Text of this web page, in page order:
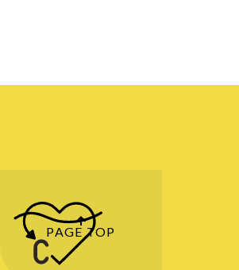
PAGE TOP